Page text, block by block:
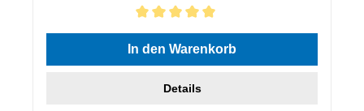
Durchschnittliche Bewertung von 5 von 5 Sternen
In den Warenkorb
Details